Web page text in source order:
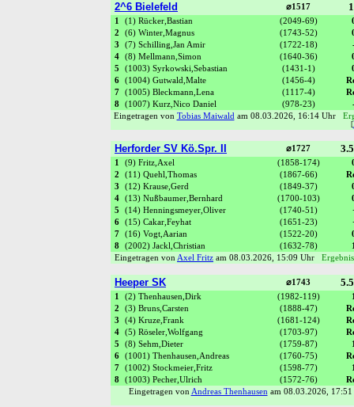
2^6 Bielefeld ⌀1517
1 (1) Rücker,Bastian (2049-69)
2
(6) Winter,Magnus (1743-52)
3
(7) Schilling,Jan Amir (1722-18)
4
(8) Mellmann,Simon (1640-36)
5
(1003) Syrkowski,Sebastian (1431-1)
6
(1004) Gutwald,Malte (1456-4)
7
(1005) Bleckmann,Lena (1117-4)
8
(1007) Kurz,Nico Daniel (978-23)
Eingetragen von Tobias Maiwaldam 08.03.2026, 16:14 Uhr
[
Herforder SV Kö.Spr. II ⌀1727
1 (9) Fritz,Axel (1858-174)
2
(11) Quehl,Thomas (1867-66)
3
(12) Krause,Gerd (1849-37)
4
(13) Nußbaumer,Bernhard (1700-103)
5
(14) Henningsmeyer,Oliver (1740-51)
6
(15) Cakar,Feyhat (1651-23)
7
(16) Vogt,Aarian (1522-20)
8
(2002) Jackl,Christian (1632-78)
Eingetragen vonAxel Fritz am 08.03.2026, 15:09 Uhr
Heeper SK ⌀1743
1 (2) Thenhausen,Dirk (1982-119)
2
(3) Bruns,Carsten (1888-47)
3
(4) Kruze,Frank (1681-124)
4
(5) Röseler,Wolfgang (1703-97)
5
(8) Sehm,Dieter (1759-87)
6
(1001) Thenhausen,Andreas (1760-75)
7
(1002) Stockmeier,Fritz (1598-77)
8
(1003) Pecher,Ulrich (1572-76)
Eingetragen vonAndreas Thenhausenam 08.03.2026,